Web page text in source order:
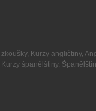
, Kurzy angličtiny,
Kurzy španělštiny,